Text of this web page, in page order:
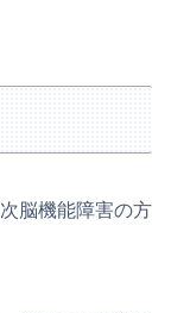
脳機能障害の方